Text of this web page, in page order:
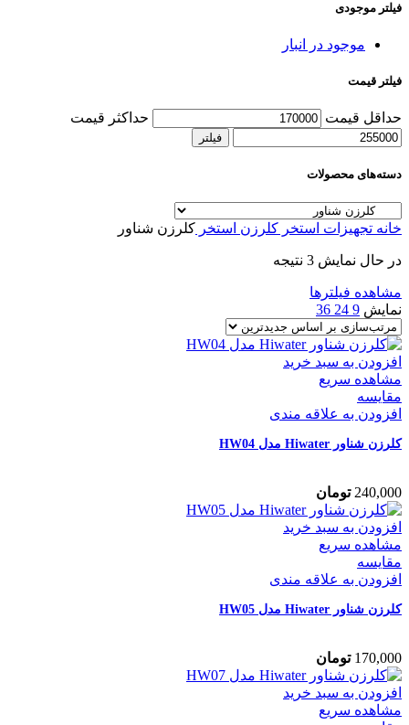
فیلتر موجودی
موجود در انبار
فیلتر قیمت
حداقل قیمت حداکثر قیمت
فیلتر
دسته‌های محصولات
خانه تجهیزات استخر کلرزن استخر کلرزن شناور
در حال نمایش 3 نتیجه
مشاهده فیلترها
نمایش 9
24
36
افزودن به سبد خرید
مشاهده سریع
مقایسه
افزودن به علاقه مندی
کلرزن شناور Hiwater مدل HW04
240,000 تومان
افزودن به سبد خرید
مشاهده سریع
مقایسه
افزودن به علاقه مندی
کلرزن شناور Hiwater مدل HW05
170,000 تومان
افزودن به سبد خرید
مشاهده سریع